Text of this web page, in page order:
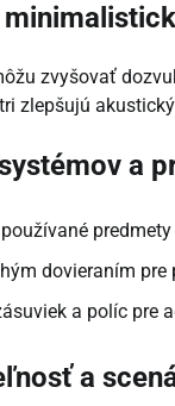
zvyšovať
zlepšujú
a
dovieraním pre
a políc pre
a